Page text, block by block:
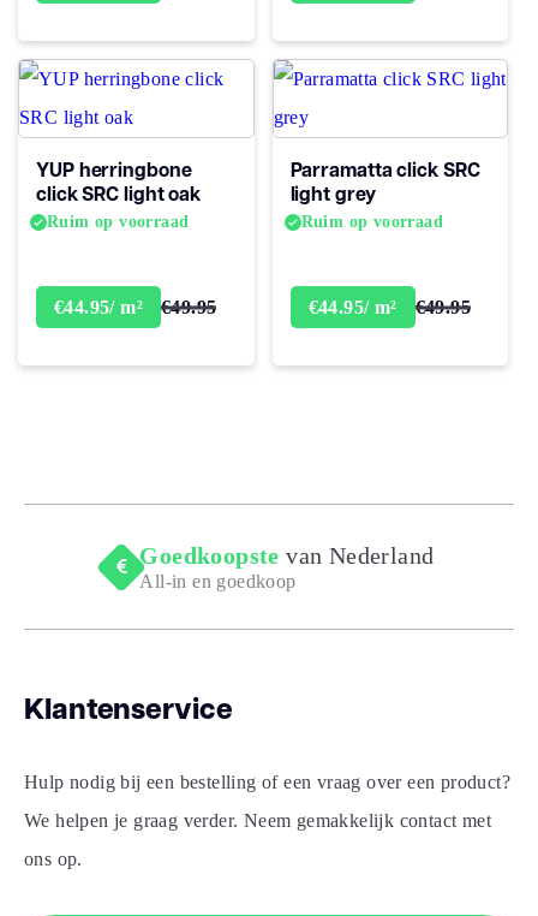
YUP herringbone
click SRC light oak
Ruim op voorraad
€44.95/ m² €49.95
Parramatta click SRC
light grey
Ruim op voorraad
€44.95/ m² €49.95
Goedkoopste van Nederland
All-in en goedkoop
Klantenservice
Hulp nodig bij een bestelling of een vraag over een product?
We helpen je graag verder. Neem gemakkelijk contact met
ons op.